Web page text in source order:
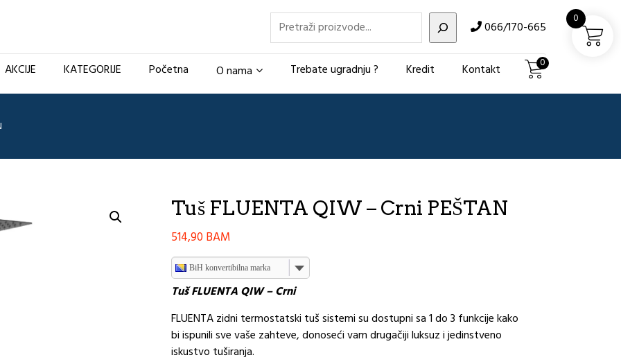
Pretraži 066/170-665
AKCIJE KATEGORIJE Početna O nama Trebate ugradnju ? Kredit Kontakt 0
Tuš FLUENTA QIW – Crni PEŠTAN
514,90 BAM
BiH konvertibilna marka
Tuš FLUENTA QIW – Crni
FLUENTA zidni termostatski tuš sistemi su dostupni sa 1 do 3 funkcije kako
bi ispunili sve vaše zahteve, donoseći vam drugačiji luksuz i jedinstveno
iskustvo tuširanja.
0